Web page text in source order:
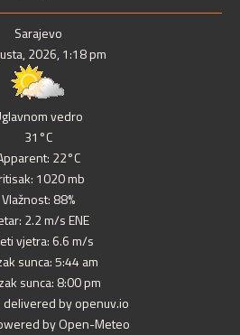
Sarajevo
2026, 1:18 pm
vedro
31°C
22°C
1020 mb
Vlažnost: 88%
2.2 m/s ENE
vjetra: 6.6 m/s
sunca: 5:44 am
sunca: 8:00 pm
delivered by openuv.io
by Open-Meteo